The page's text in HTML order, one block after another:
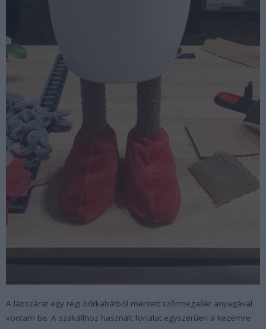
A lábszárat egy régi bőrkabátból mentett szőrmegallér anyagával
vontam be. A szakállhoz használt fonalat egyszerűen a kezemre